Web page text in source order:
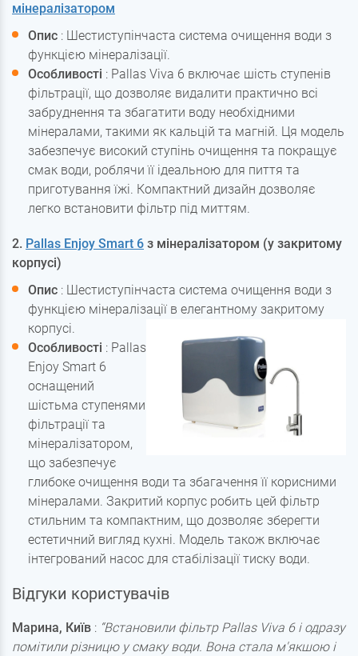
мінералізатором
Опис : Шестиступінчаста система очищення води з
функцією мінералізації.
Особливості : Pallas Viva 6 включає шість ступенів
фільтрації, що дозволяє видалити практично всі
забруднення та збагатити воду необхідними
мінералами, такими як кальцій та магній. Ця модель
забезпечує високий ступінь очищення та покращує
смак води, роблячи її ідеальною для пиття та
приготування їжі. Компактний дизайн дозволяє
легко встановити фільтр під миттям.
2. Pallas Enjoy Smart 6 з мінералізатором (у закритому
корпусі)
Опис : Шестиступінчаста система очищення води з
функцією мінералізації в елегантному закритому
корпусі.
Особливості : Pallas
Enjoy Smart 6
оснащений
шістьма ступенями
фільтрації та
мінералізатором,
що забезпечує
глибоке очищення води та збагачення її корисними
мінералами. Закритий корпус робить цей фільтр
стильним та компактним, що дозволяє зберегти
естетичний вигляд кухні. Модель також включає
інтегрований насос для стабілізації тиску води.
Відгуки користувачів
Марина, Київ : “Встановили фільтр Pallas Viva 6 і одразу
помітили різницю у смаку води. Вона стала м'якшою і